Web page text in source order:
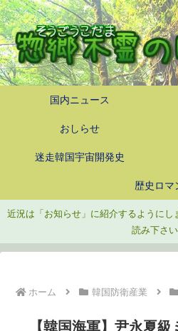
国内ニュース
おしらせ
迷走韓国宇宙開発史
歴史ロマ
近況は「お知らせ」に紹介するように
読み下さい
ホーム 韓国防衛産業
【韓国海軍】尹永夏級